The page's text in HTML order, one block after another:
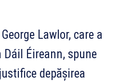
Lawlor, care a
Éireann, spune
depășirea